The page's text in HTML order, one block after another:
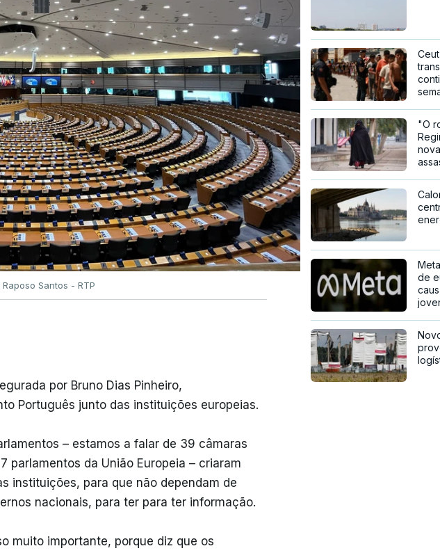
Santos - RTP
por Bruno Dias Pinheiro,
Português junto das instituições europeias.
– estamos a falar de 39 câmaras
parlamentos da União Europeia – criaram
instituições, para que não dependam de
nacionais, para ter para ter informação.
muito importante, porque diz que os
"O
de